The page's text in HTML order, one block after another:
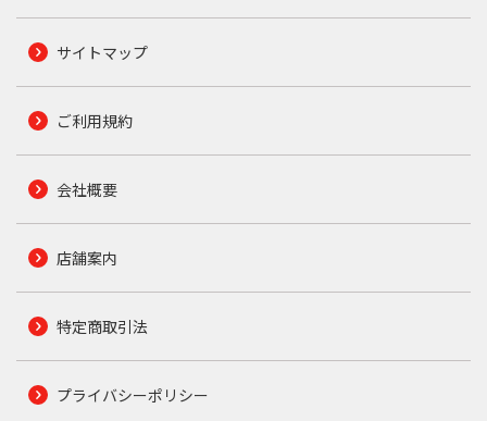
サイトマップ
ご利用規約
会社概要
店舗案内
特定商取引法
プライバシーポリシー